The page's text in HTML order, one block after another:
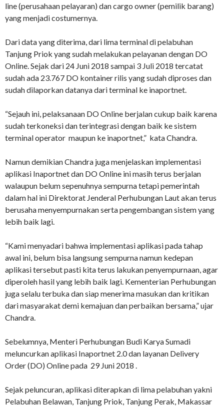
line (perusahaan pelayaran) dan cargo owner (pemilik barang)
yang menjadi costumernya.
Dari data yang diterima, dari lima terminal di pelabuhan
Tanjung Priok yang sudah melakukan pelayanan dengan DO
Online. Sejak dari 24 Juni 2018 sampai 3 Juli 2018 tercatat
sudah ada 23.767 DO kontainer rilis yang sudah diproses dan
sudah dilaporkan datanya dari terminal ke inaportnet.
“Sejauh ini, pelaksanaan DO Online berjalan cukup baik karena
sudah terkoneksi dan terintegrasi dengan baik ke sistem
terminal operator maupun ke inaportnet,” kata Chandra.
Namun demikian Chandra juga menjelaskan implementasi
aplikasi Inaportnet dan DO Online ini masih terus berjalan
walaupun belum sepenuhnya sempurna tetapi pemerintah
dalam hal ini Direktorat Jenderal Perhubungan Laut akan terus
berusaha menyempurnakan serta pengembangan sistem yang
lebih baik lagi.
“Kami menyadari bahwa implementasi aplikasi pada tahap
awal ini, belum bisa langsung sempurna namun kedepan
aplikasi tersebut pasti kita terus lakukan penyempurnaan, agar
diperoleh hasil yang lebih baik lagi. Kementerian Perhubungan
juga selalu terbuka dan siap menerima masukan dan kritikan
dari masyarakat demi kemajuan dan perbaikan bersama,” ujar
Chandra.
Sebelumnya, Menteri Perhubungan Budi Karya Sumadi
meluncurkan aplikasi Inaportnet 2.0 dan layanan Delivery
Order (DO) Online pada 29 Juni 2018 .
Sejak peluncuran, aplikasi diterapkan di lima pelabuhan yakni
Pelabuhan Belawan, Tanjung Priok, Tanjung Perak, Makassar